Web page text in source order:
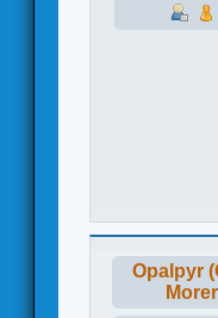
Opalpyr